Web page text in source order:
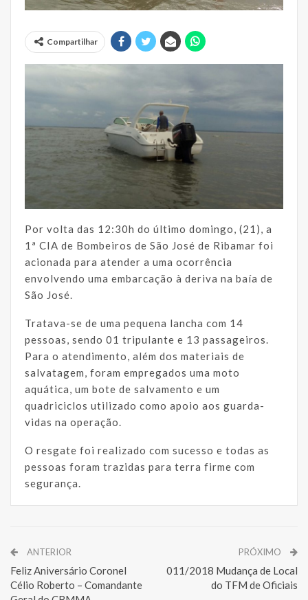
Compartilhar
Por volta das 12:30h do último domingo, (21), a
1ª CIA de Bombeiros de São José de Ribamar foi
acionada para atender a uma ocorrência
envolvendo uma embarcação à deriva na baía de
São José.
Tratava-se de uma pequena lancha com 14
pessoas, sendo 01 tripulante e 13 passageiros.
Para o atendimento, além dos materiais de
salvatagem, foram empregados uma moto
aquática, um bote de salvamento e um
quadriciclos utilizado como apoio aos guarda-
vidas na operação.
O resgate foi realizado com sucesso e todas as
pessoas foram trazidas para terra firme com
segurança.
ANTERIOR
Feliz Aniversário Coronel
Célio Roberto – Comandante
PRÓXIMO
011/2018 Mudança de Local
do TFM de Oficiais